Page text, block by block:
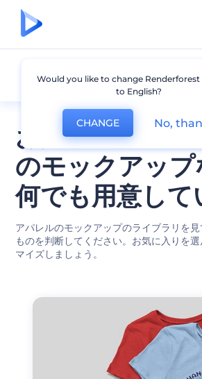
お好みのファッ
のモックアッ
何でも用意して
アパレルのモックアップのライブラリを
ものを判断してください。お気に入りを
マイズしましょう。
他のアパレルモックアップ
Would you like to change Renderforest
to English?
CHANGE No,